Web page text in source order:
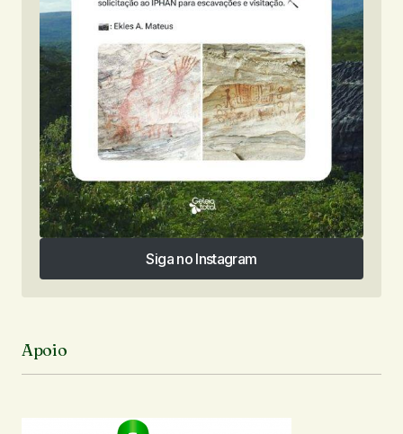
Siga no Instagram
Siga no Instagram
Apoio